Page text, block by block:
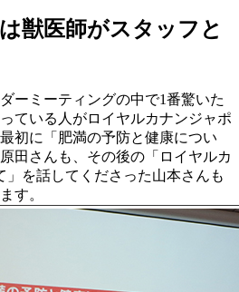
獣医師がスタッフと
ーミーティングの中で1番驚いた
ている人がロイヤルカナンジャポ
初に「肥満の予防と健康につい
田さんも、その後の「ロイヤルカ
」を話してくださった山本さんも
す。